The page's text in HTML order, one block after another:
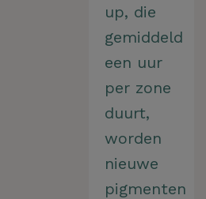
up, die
gemiddeld
een uur
per zone
duurt,
worden
nieuwe
pigmenten